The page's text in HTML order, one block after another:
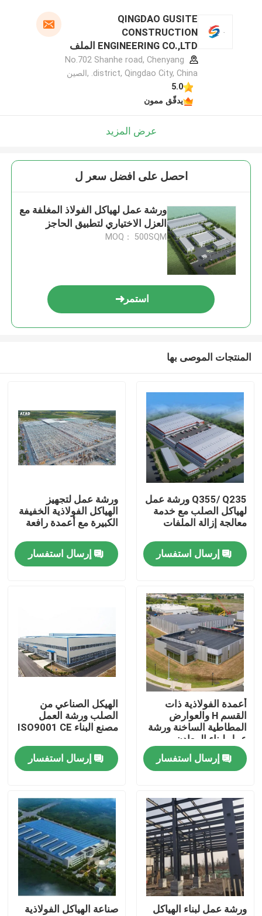
منتجات
أشرطة فيديو
معلومات عنا
جولة في المعمل
رقابة جودة
اطلب اقتباس
مستودع الهيكل الصلب
ورشة الهياكل الفولاذية
هيكل فولاذي خفيف الوزن
QINGDAO GUSITE
CONSTRUCTION
ENGINEERING CO.,LTD الملف
الشركة المصنعة
No.702 Shanhe road, Chenyang
district, Qingdao City, China. ,الصين
5.0
يدقّق ممون
عرض المزيد
احصل على افضل سعر ل
ورشة عمل لهياكل الفولاذ المغلفة مع
العزل الاختياري لتطبيق الحاجز
MOQ： 500SQM
استمر
المنتجات الموصى بها
Q355/ Q235 ورشة عمل
لهياكل الصلب مع خدمة
معالجة إزالة الملفات
إرسال استفسار
ورشة عمل لتجهيز
الهياكل الفولاذية الخفيفة
الكبيرة مع أعمدة رافعة
إرسال استفسار
أعمدة الفولاذية ذات
القسم H والعوارض
المطاطية الساخنة ورشة
عمل لبناء المعادن
إرسال استفسار
الهيكل الصناعي من
الصلب ورشة العمل
مصنع البناء ISO9001 CE
إرسال استفسار
ورشة عمل لبناء الهياكل
صناعة الهياكل الفولاذية